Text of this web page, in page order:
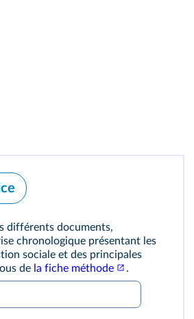
différents documents,
chronologique présentant les
sociale et des principales
de la fiche méthode .